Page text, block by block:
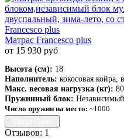
Матрас Francesco plus
от 15 930 руб
Высота (см): 18
Наполнитель: кокосовая койра,
Макс. весовая нагрузка (кг): 80
Пружинный блок:
Число пружин на место: ~1000
Отзывов: 1